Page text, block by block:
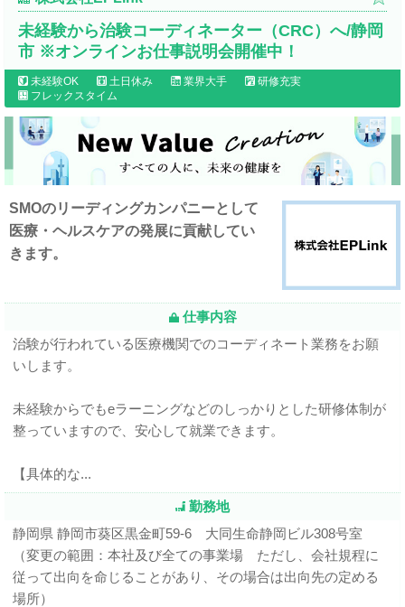
未経験から治験コーディネーター（CRC）へ/静岡
市 ※オンラインお仕事説明会開催中！
未経験OK 土日休み 業界大手
研修充実
フレックスタイム
SMOのリーディングカンパニーとして
医療・ヘルスケアの発展に貢献してい
きます。
仕事内容
治験が行われている医療機関でのコーディネート業務をお願
いします。
未経験からでもeラーニングなどのしっかりとした研修体制が
整っていますので、安心して就業できます。
【具体的な...
勤務地
静岡県 静岡市葵区黒金町59-6 大同生命静岡ビル308号室
（変更の範囲：本社及び全ての事業場 ただし、会社規程に
従って出向を命じることがあり、その場合は出向先の定める
場所）